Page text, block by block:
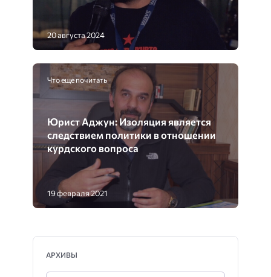
20 августа 2024
Что еще почитать
Юрист Аджун: Изоляция является
следствием политики в отношении
курдского вопроса
19 февраля 2021
АРХИВЫ